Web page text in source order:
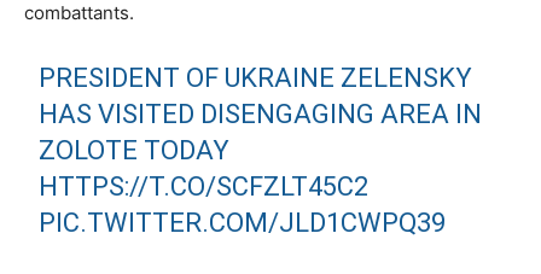
combattants.
PRESIDENT OF UKRAINE ZELENSKY
HAS VISITED DISENGAGING AREA IN
ZOLOTE TODAY
HTTPS://T.CO/SCFZLT45C2
PIC.TWITTER.COM/JLD1CWPQ39